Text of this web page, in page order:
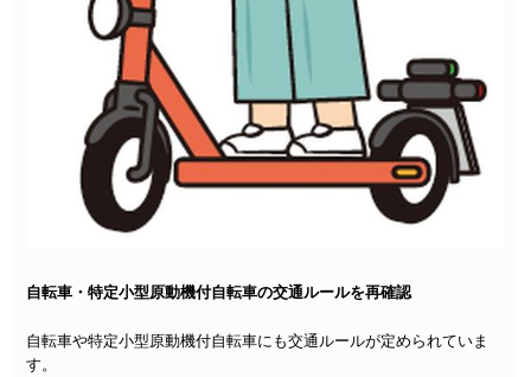
自転車・特定小型原動機付自転車の交通ルールを再確認
自転車や特定小型原動機付自転車にも交通ルールが定められていま
す。